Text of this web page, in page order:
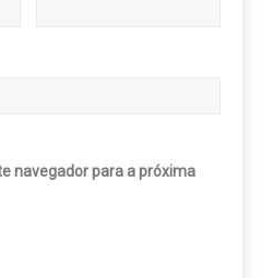
navegador para a próxima